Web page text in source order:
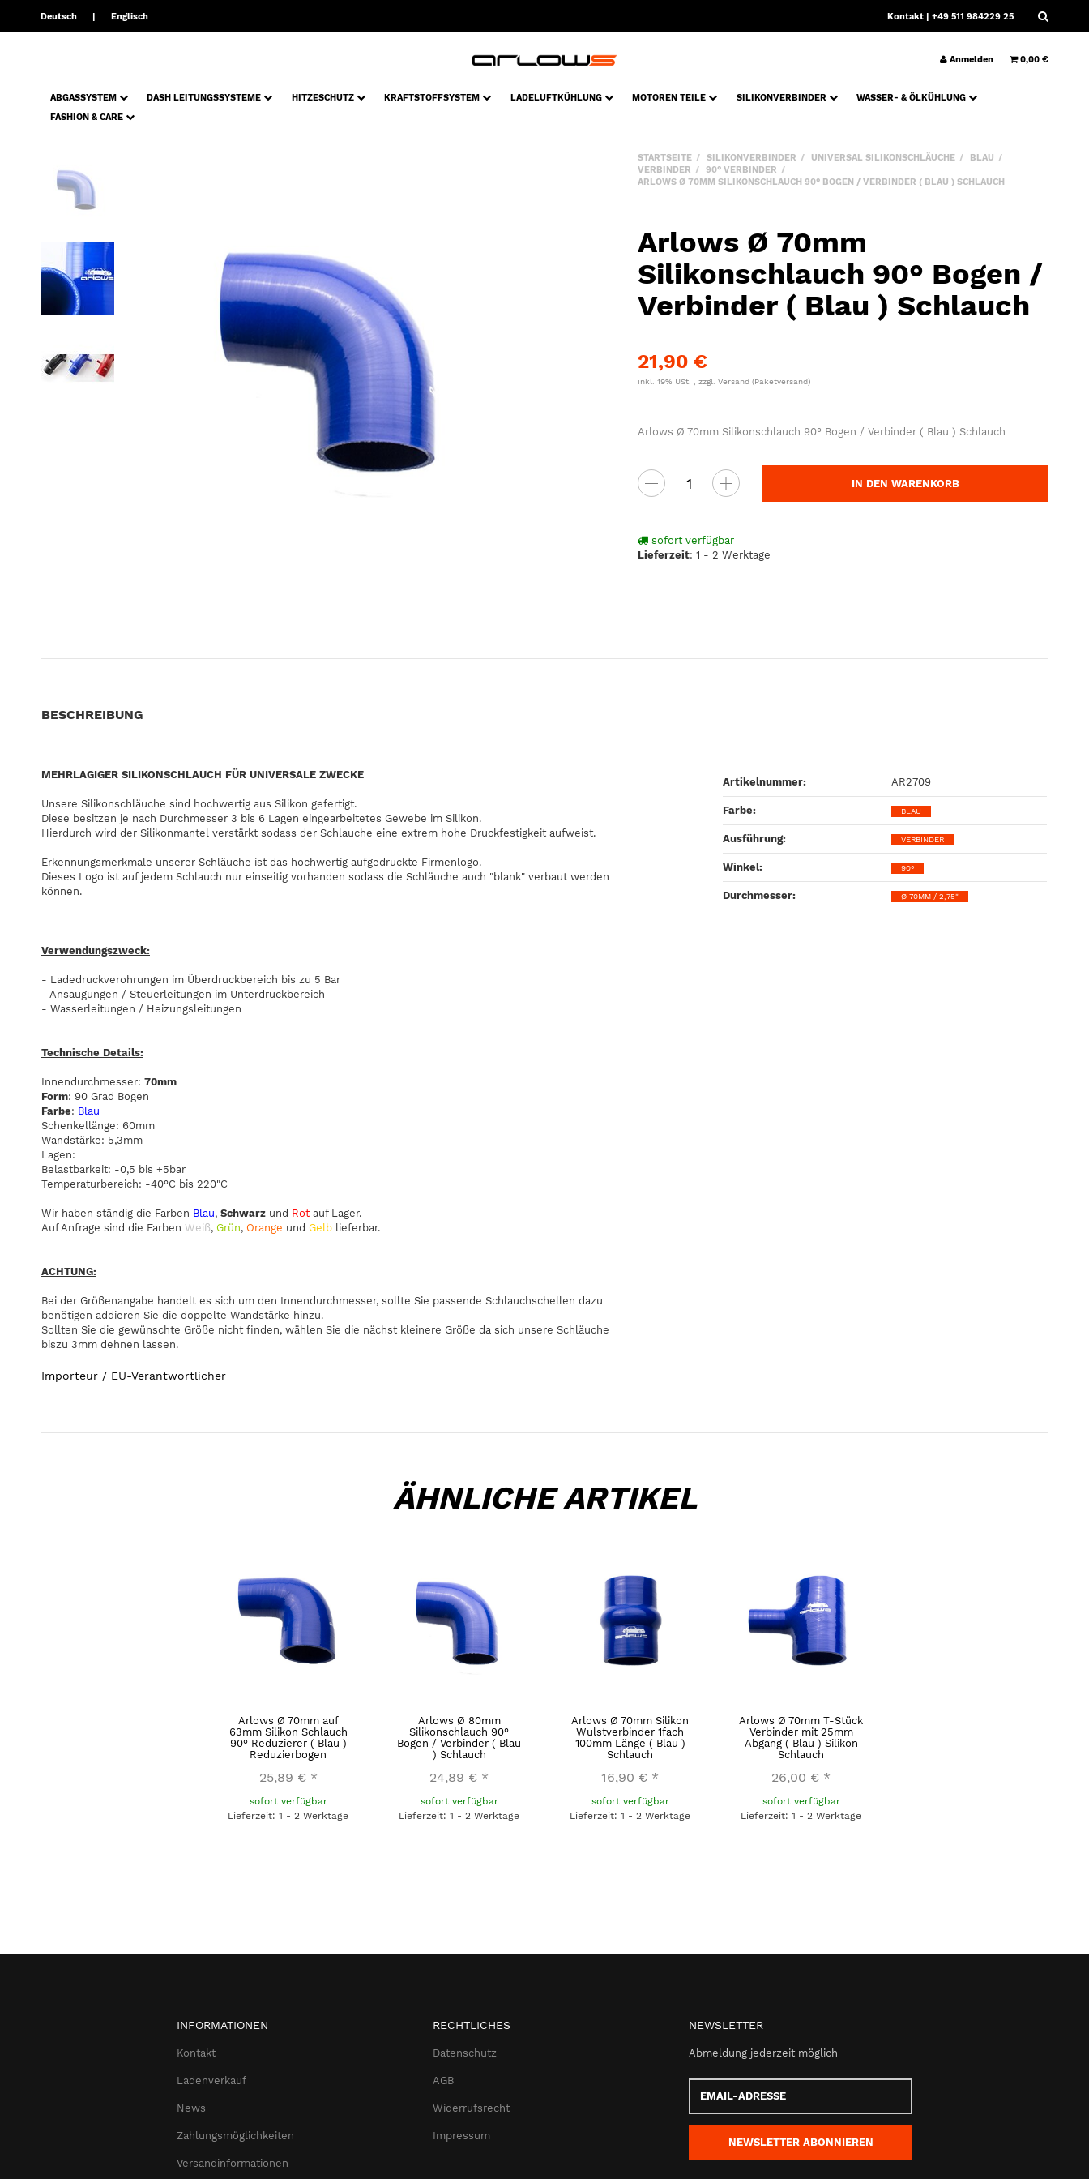
Deutsch Englisch Kontakt | +49 511 984229 25
Anmelden 0,00 €
ABGASSYSTEM DASH LEITUNGSSYSTEME HITZESCHUTZ KRAFTSTOFFSYSTEM LADELUFTKÜHLUNG MOTOREN TEILE SILIKONVERBINDER
WASSER- & ÖLKÜHLUNG
FASHION & CARE
STARTSEITE SILIKONVERBINDER UNIVERSAL SILIKONSCHLÄUCHE
BLAU
VERBINDER
90° VERBINDER
ARLOWS Ø 70MM SILIKONSCHLAUCH 90° BOGEN / VERBINDER ( BLAU ) SCHLAUCH
Arlows Ø 70mm
Silikonschlauch 90° Bogen /
Verbinder ( Blau ) Schlauch
21,90 €
inkl. 19% USt. , zzgl.Versand(Paketversand)
Arlows Ø 70mm Silikonschlauch 90° Bogen / Verbinder ( Blau ) Schlauch
IN DEN WARENKORB
sofort verfügbar
Lieferzeit:1 - 2 Werktage
BESCHREIBUNG
MEHRLAGIGER SILIKONSCHLAUCH FÜR UNIVERSALE ZWECKE
Unsere Silikonschläuche sind hochwertig aus Silikon gefertigt.
Diese besitzen je nach Durchmesser 3 bis 6 Lagen eingearbeitetes Gewebe im Silikon.
Hierdurch wird der Silikonmantel verstärkt sodass der Schlauche eine extrem hohe Druckfestigkeit aufweist.
Erkennungsmerkmale unserer Schläuche ist das hochwertig aufgedruckte Firmenlogo.
Dieses Logo ist auf jedem Schlauch nur einseitig vorhanden sodass die Schläuche auch "blank" verbaut werden
können.
Verwendungszweck:
- Ladedruckverohrungen im Überdruckbereich bis zu 5 Bar
- Ansaugungen / Steuerleitungen im Unterdruckbereich
- Wasserleitungen / Heizungsleitungen
Technische Details:
Innendurchmesser: 70mm
Form: 90 Grad Bogen
Farbe: Blau
Schenkellänge: 60mm
Wandstärke: 5,3mm
Lagen:
Belastbarkeit: -0,5 bis +5bar
Temperaturbereich: -40°C bis 220"C
Wir haben ständig die Farben Blau, Schwarz und Rot auf Lager.
Auf Anfrage sind die Farben Weiß, Grün, Orange und Gelb lieferbar.
ACHTUNG:
Bei der Größenangabe handelt es sich um den Innendurchmesser, sollte Sie passende Schlauchschellen dazu
benötigen addieren Sie die doppelte Wandstärke hinzu.
Sollten Sie die gewünschte Größe nicht finden, wählen Sie die nächst kleinere Größe da sich unsere Schläuche
biszu 3mm dehnen lassen.
Artikelnummer: AR2709
Farbe‍: BLAU
Ausführung‍: VERBINDER
Winkel‍: 90°
Durchmesser‍: Ø 70MM / 2,75"
Importeur / EU-Verantwortlicher
ÄHNLICHE ARTIKEL
Arlows Ø 70mm auf
63mm Silikon Schlauch
90° Reduzierer ( Blau )
Reduzierbogen
25,89 € *
sofort verfügbar
Lieferzeit: 1 - 2 Werktage
Arlows Ø 80mm
Silikonschlauch 90°
Bogen / Verbinder ( Blau
) Schlauch
24,89 € *
sofort verfügbar
Lieferzeit: 1 - 2 Werktage
Arlows Ø 70mm Silikon
Wulstverbinder 1fach
100mm Länge ( Blau )
Schlauch
16,90 € *
sofort verfügbar
Lieferzeit: 1 - 2 Werktage
Arlows Ø 70mm T-Stück
Verbinder mit 25mm
Abgang ( Blau ) Silikon
Schlauch
26,00 € *
sofort verfügbar
Lieferzeit: 1 - 2 Werktage
INFORMATIONEN
Kontakt
Ladenverkauf
News
Zahlungsmöglichkeiten
Versandinformationen
RECHTLICHES
Datenschutz
AGB
Widerrufsrecht
Impressum
NEWSLETTER
Abmeldung jederzeit möglich
Email-
Adresse
NEWSLETTER ABONNIEREN